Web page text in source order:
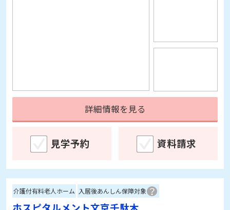
見学予約
ホスピタルメント文京千駄木